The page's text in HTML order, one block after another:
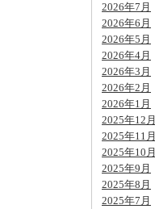
2026年7月
2026年6月
2026年5月
2026年4月
2026年3月
2026年2月
2026年1月
2025年12月
2025年11月
2025年10月
2025年9月
2025年8月
2025年7月